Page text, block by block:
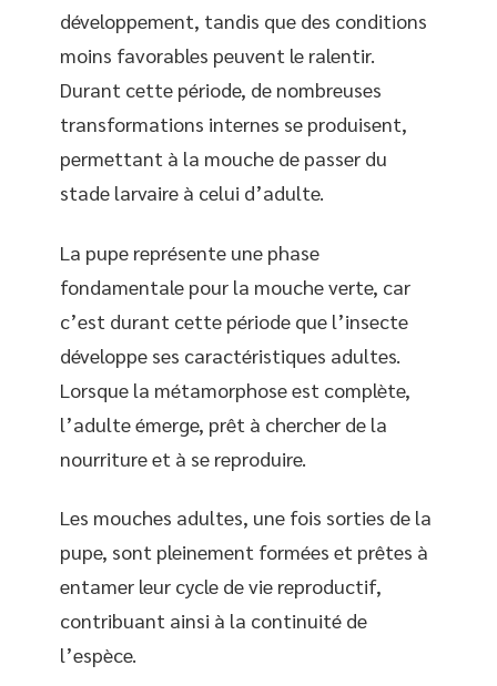
développement, tandis que des conditions
moins favorables peuvent le ralentir.
Durant cette période, de nombreuses
transformations internes se produisent,
permettant à la mouche de passer du
stade larvaire à celui d’adulte.
La pupe représente une phase
fondamentale pour la mouche verte, car
c’est durant cette période que l’insecte
développe ses caractéristiques adultes.
Lorsque la métamorphose est complète,
l’adulte émerge, prêt à chercher de la
nourriture et à se reproduire.
Les mouches adultes, une fois sorties de la
pupe, sont pleinement formées et prêtes à
entamer leur cycle de vie reproductif,
contribuant ainsi à la continuité de
l’espèce.